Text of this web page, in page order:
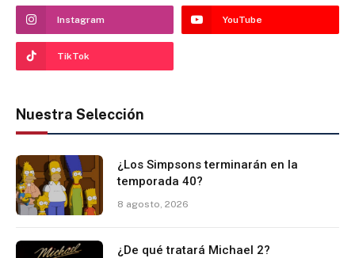
Instagram YouTube
TikTok
Nuestra Selección
¿Los Simpsons terminarán en la
temporada 40?
8 agosto, 2026
¿De qué tratará Michael 2?